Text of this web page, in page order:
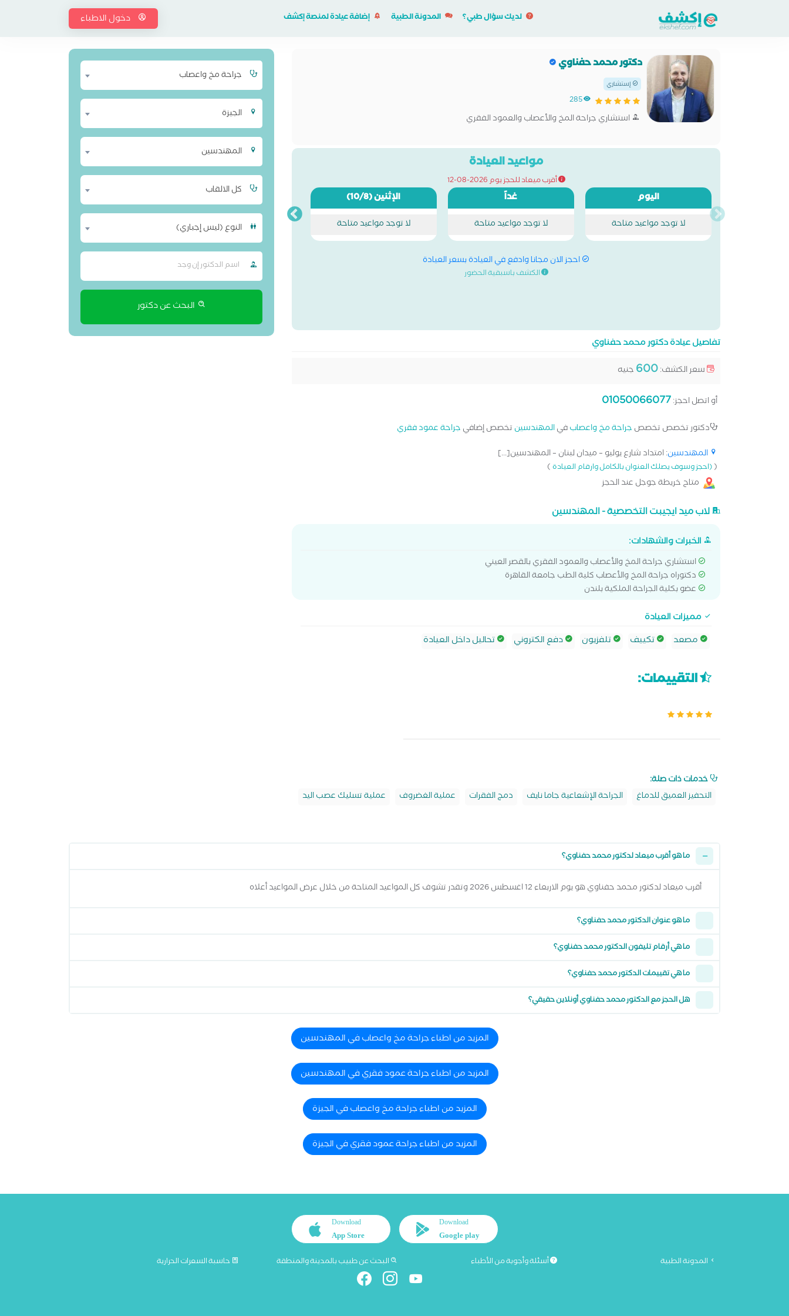
لديك سؤال طبي؟ المدونة الطبية إضافة عيادة لمنصة إكشف دخول الاطباء
دكتور محمد حفناوي
إستشاري
285
استشاري جراحة المخ والأعصاب والعمود الفقري
مواعيد العيادة
أقرب ميعاد للحجز يوم 2026-08-12
اليوم
لا توجد مواعيد متاحة
غداً
لا توجد مواعيد متاحة
الإثنين(10/8)
لا توجد مواعيد متاحة
احجز الان مجانا وادفع في العيادة بسعر العيادة
الكشف باسبقية الحضور
تفاصيل عيادة دكتور محمد حفناوي
سعر الكشف:600 جنيه
أو اتصل احجز:01050066077
دكتور تخصص تخصص جراحة مخ واعصابفيالمهندسين تخصص إضافي جراحة عمود فقري
المهندسين: امتداد شارع يوليو – ميدان لبنان – المهندسين[...]
((احجز وسوف يصلك العنوان بالكامل وارقام العيادة)
متاح خريطة جوجل عند الحجز
لاب ميد ايجيبت التخصصية - المهندسين
الخبرات والشهادات:
استشاري جراحة المخ والأعصاب والعمود الفقري بالقصر العيني
دكتوراه جراحة المخ والأعصاب كلية الطب جامعة القاهرة
عضو بكلية الجراحة الملكية بلندن
مميزات العيادة
مصعد
تكييف تلفزيون دفع الكتروني تحاليل داخل العيادة
جراحة مخ واعصاب
الجيزة
المهندسين
كل الالقاب
النوع (ليس إجباري)
البحث عن دكتور
التقييمات:
خدمات ذات صلة:
التحفيز العميق للدماغ
الجراحة الإشعاعية جاما نايف دمج الفقرات عملية الغضروف عملية تسليك عصب اليد
ما هو أقرب ميعاد لدكتور محمد حفناوي؟
أقرب ميعاد لدكتور محمد حفناوي هو يوم الاربعاء 12 اغسطس 2026 وتقدر تشوف كل المواعيد المتاحة من خلال عرض المواعيد أعلاه
ما هو عنوان الدكتور محمد حفناوي؟
ما هي أرقام تليفون الدكتور محمد حفناوي؟
ما هي تقييمات الدكتور محمد حفناوي؟
هل الحجز مع الدكتور محمد حفناوي أونلاين حقيقي؟
المزيد من اطباء جراحة مخ واعصاب في المهندسين
المزيد من اطباء جراحة عمود فقري في المهندسين
المزيد من اطباء جراحة مخ واعصاب في الجيزة
المزيد من اطباء جراحة عمود فقري في الجيزة
Download
Google play
Download
App Store
المدونة الطبية أسئلة وأجوبة من الأطباء البحث عن طبيب بالمدينة والمنطقة حاسبة السعرات الحرارية